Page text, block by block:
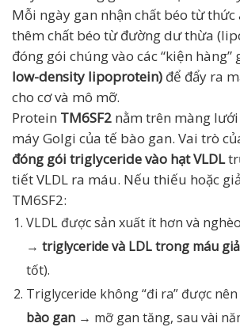
Mỗi ngày gan nhận chất béo từ
thêm chất béo từ đường dư thừa
đóng gói chúng vào các “kiện hàng”
low-density lipoprotein) để đẩy ra
cho cơ và mô mỡ.
Protein TM6SF2 nằm trên màng
máy Golgi của tế bào gan. Vai trò
đóng gói triglyceride vào hạt VLDL
tiết VLDL ra máu. Nếu thiếu hoặc
TM6SF2:
VLDL được sản xuất ít hơn và
→ triglyceride và LDL trong máu
tốt).
Triglyceride không “đi ra” được nên
bào gan → mỡ gan tăng, sau vài